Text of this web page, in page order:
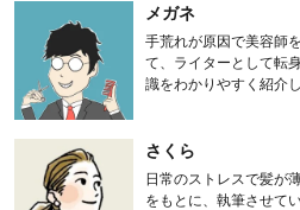
メガネ
手荒れが原因で美容師
て、ライターとして転
識をわかりやすく紹介
さくら
日常のストレスで髪が
をもとに、執筆させて